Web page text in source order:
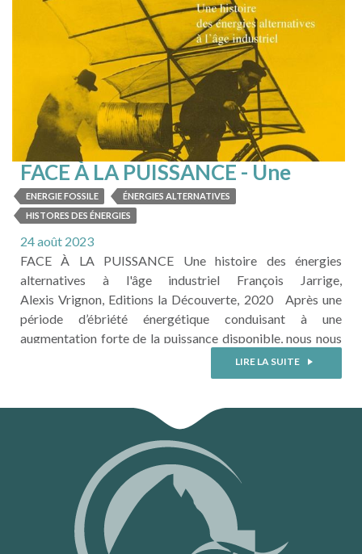
FACE À LA PUISSANCE - Une
histoire des énergies alternatives
à l'âge industriel
ENERGIE FOSSILE
ÉNERGIES ALTERNATIVES
HISTORES DES ÉNERGIES
24 août 2023
FACE À LA PUISSANCE Une histoire des énergies
alternatives à l'âge industriel François Jarrige,
Alexis Vrignon, Editions la Découverte, 2020 Après une
période d’ébriété énergétique conduisant à une
augmentation forte de la puissance disponible, nous nous
trouvons aujourd’hui face à une raréfaction des énergies
fossiles et une crise climatique majeure engendrée par leur
nous tournons vers les énergies renouvelables, avec
LIRE LA SUITE
LIRE LA SUITE